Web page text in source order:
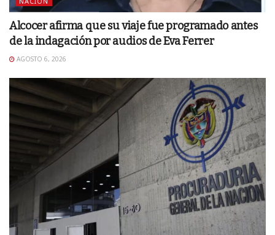
Alcocer afirma que su viaje fue programado antes
de la indagación por audios de Eva Ferrer
AGOSTO 6, 2026